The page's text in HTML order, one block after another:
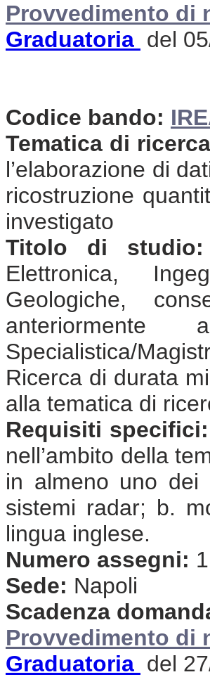
Provvedimento di
Graduatoria del
Codice bando:
Tematica di
l’elaborazione di
ricostruzione
investigato
Titolo di studio:
Elettronica,
Geologiche,
Specialistica/
Ricerca di durata
alla tematica di
Requisiti specifici:
nell’ambito della
in almeno uno dei
sistemi radar; b.
lingua inglese.
Numero assegni: 1
Sede: Napoli
Scadenza
Provvedimento di
Graduatoria del